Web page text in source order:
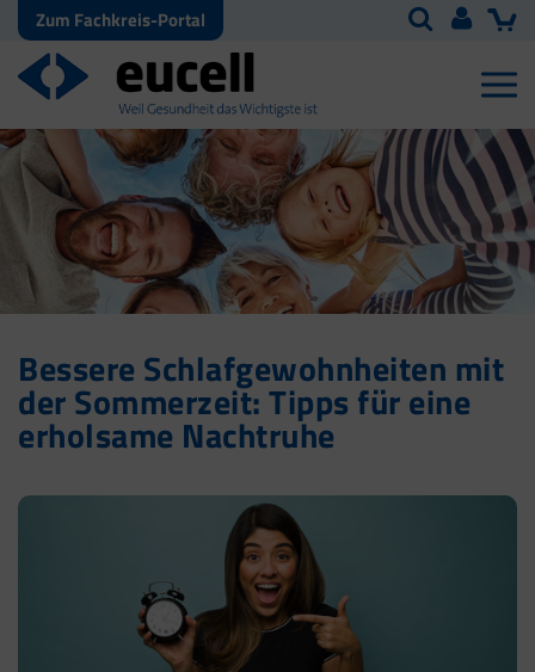
Zum Fachkreis-Portal
Bessere Schlafgewohnheiten mit
der Sommerzeit: Tipps für eine
erholsame Nachtruhe